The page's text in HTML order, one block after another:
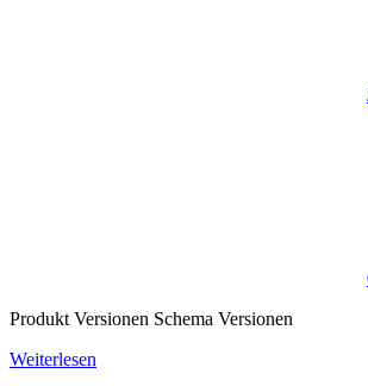
Produkt Versionen Schema Versionen
Weiterlesen